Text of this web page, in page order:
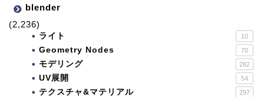
blender
(2,236)
ライト 10
Geometry Nodes 70
モデリング 282
UV展開 54
テクスチャ&マテリアル 297